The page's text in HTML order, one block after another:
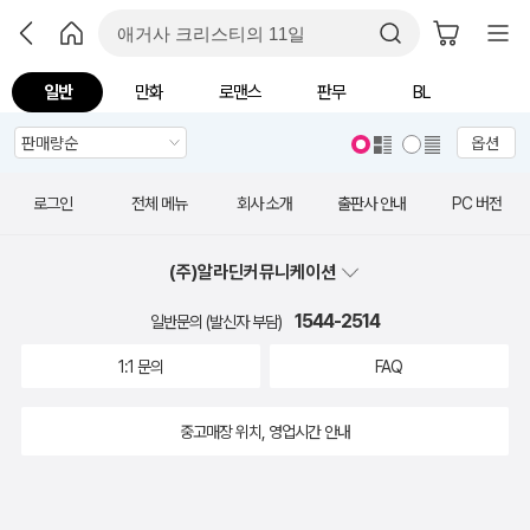
일반 만화 로맨스 판무 BL
옵션
로그인 전체 메뉴 회사 소개 출판사 안내 PC 버전
(주)알라딘커뮤니케이션
일반문의 (발신자 부담) 1544-2514
1:1 문의 FAQ
중고매장 위치, 영업시간 안내